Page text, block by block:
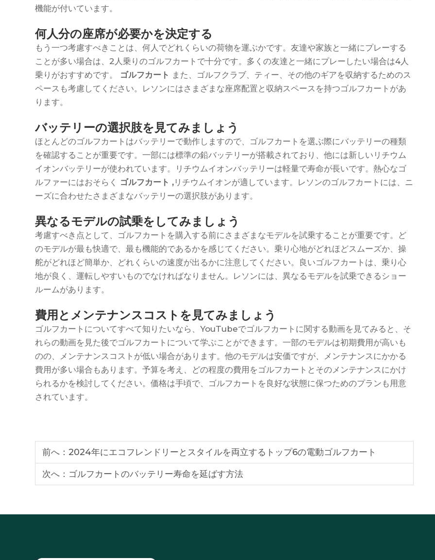
機能が付いています。
何人分の座席が必要かを決定する
もう一つ考慮すべきことは、何人でどれくらいの荷物を運ぶかです。友達や家族と一緒にプレーする
ことが多い場合は、2人乗りのゴルフカートで十分です。多くの友達と一緒にプレーしたい場合は4人
乗りがおすすめです。 ゴルフカート また、ゴルフクラブ、ティー、その他のギアを収納するためのス
ペースも考慮してください。レソンにはさまざまな座席配置と収納スペースを持つゴルフカートがあ
ります。
バッテリーの選択肢を見てみましょう
ほとんどのゴルフカートはバッテリーで動作しますので、ゴルフカートを選ぶ際にバッテリーの種類
を確認することが重要です。一部には標準の鉛バッテリーが搭載されており、他には新しいリチウム
イオンバッテリーが使われています。リチウムイオンバッテリーは軽量で寿命が長いです。熱心なゴ
ルファーにはおそらく ゴルフカート , リチウムイオンが適しています。レソンのゴルフカートには、ニ
ーズに合わせたさまざまなバッテリーの選択肢があります。
異なるモデルの試乗をしてみましょう
考慮すべき点として、ゴルフカートを購入する前にさまざまなモデルを試乗することが重要です。ど
のモデルが最も快適で、最も機能的であるかを感じてください。乗り心地がどれほどスムーズか、操
舵がどれほど簡単か、どれくらいの速度が出るかに注意してください。良いゴルフカートは、乗り心
地が良く、運転しやすいものでなければなりません。レソンには、異なるモデルを試乗できるショー
ルームがあります。
費用とメンテナンスコストを見てみましょう
ゴルフカートについてすべて知りたいなら、YouTubeでゴルフカートに関する動画を見てみると、そ
れらの動画を見た後でゴルフカートについて学ぶことができます。一部のモデルは初期費用が高いも
のの、メンテナンスコストが低い場合があります。他のモデルは安価ですが、メンテナンスにかかる
費用が多い場合もあります。予算を考え、どの程度の費用をゴルフカートとそのメンテナンスにかけ
られるかを検討してください。価格は手頃で、ゴルフカートを良好な状態に保つためのプランも用意
されています。
前へ： 2024年にエコフレンドリーとスタイルを両立するトップ6の電動ゴルフカート
次へ： ゴルフカートのバッテリー寿命を延ばす方法